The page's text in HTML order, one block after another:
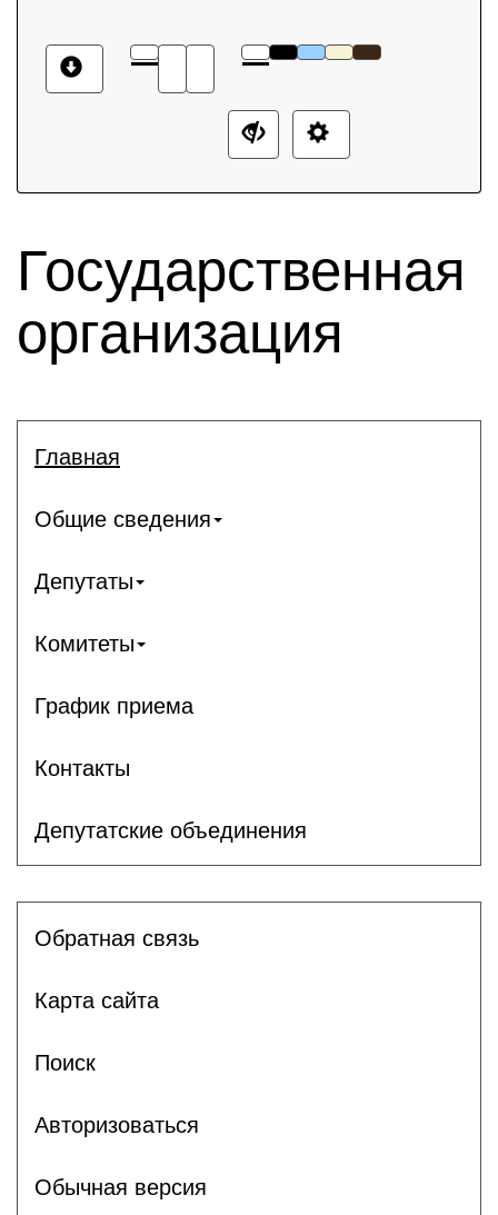
Государственная
организация
Главная
Общие сведения
Депутаты
Комитеты
График приема
Контакты
Депутатские объединения
Обратная связь
Карта сайта
Поиск
Авторизоваться
Обычная версия